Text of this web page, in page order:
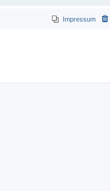
Impressum